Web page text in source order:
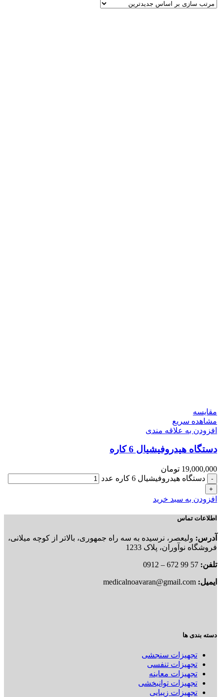
مقایسه
مشاهده سریع
افزودن به علاقه مندی
دستگاه هیدروفیشیال 6 کاره
19,000,000 تومان
دستگاه هیدروفیشیال 6 کاره عدد
افزودن به سبد خرید
اطلاعات تماس
آدرس: ولیعصر، نرسیده به سه راه جمهوری، بالاتر از کوچه میلانی،
فروشگاه نوآوران، پلاک 1233
تلفن: 57 99 672 – 0912
ایمیل:
دسته بندی ها
تجهیزات سنجشی
تجهیزات تنفسی
تجهیزات معاینه
تجهیزات توانبخشی
تجهیزات زیبایی